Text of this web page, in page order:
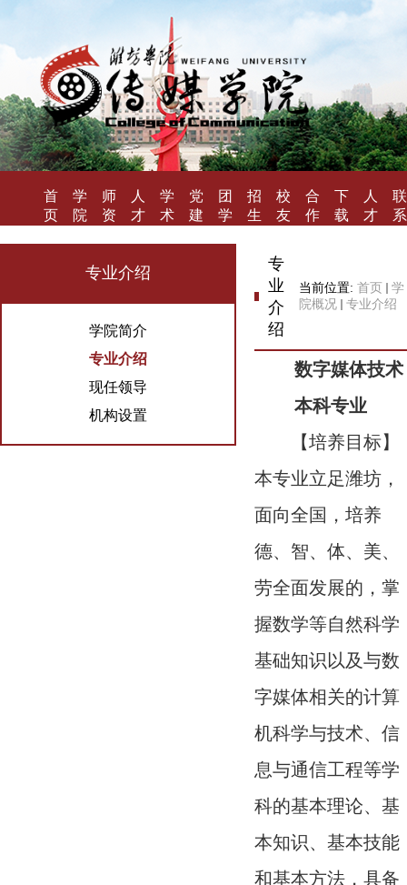
首
页
学
院
师
资
人
才
学
术
党
建
团
学
招
生
校
友
采
合
作
下
载
人
才
联
系
专业介绍
学院简介
专业介绍
现任领导
机构设置
专
业
介
绍
当前位置: 首页
学
院概况
专业介绍
数字媒体技术
本科专业
【培养目标】
本专业立足潍坊，
面向全国，培养
德、智、体、美、
劳全面发展的，掌
握数学等自然科学
基础知识以及与数
字媒体相关的计算
机科学与技术、信
息与通信工程等学
科的基本理论、基
本知识、基本技能
和基本方法，具备